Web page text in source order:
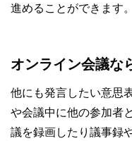
進めることができます。
オンライン会議な
他にも発言したい意思
や会議中に他の参加者
議を録画したり議事録